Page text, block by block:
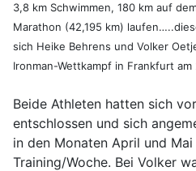
3,8 km Schwimmen, 180 km auf
Marathon (42,195 km)
sich Heike Behrens und Volker
Ironman-Wettkampf in Frankfurt
Beide Athleten hatten sich
entschlossen und sich
in den Monaten April und
Training/Woche. Bei Volker